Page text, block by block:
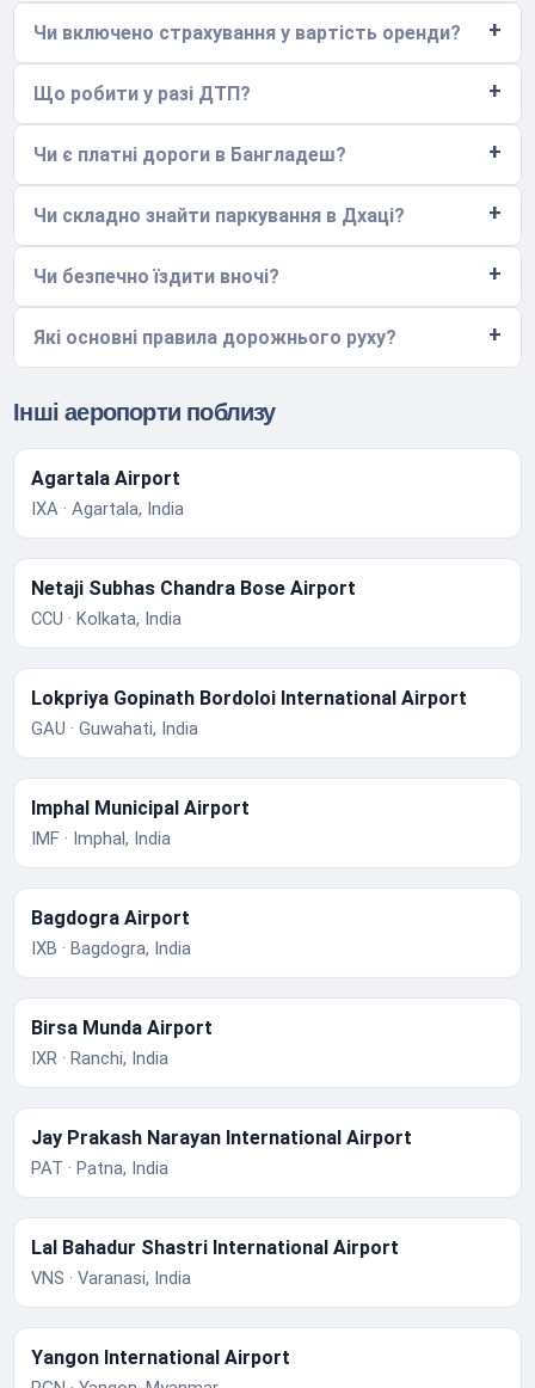
Чи включено страхування у вартість оренди?
Що робити у разі ДТП?
Чи є платні дороги в Бангладеш?
Чи складно знайти паркування в Дхаці?
Чи безпечно їздити вночі?
Які основні правила дорожнього руху?
Інші аеропорти поблизу
Agartala Airport
IXA · Agartala, India
Netaji Subhas Chandra Bose Airport
CCU · Kolkata, India
Lokpriya Gopinath Bordoloi International Airport
GAU · Guwahati, India
Imphal Municipal Airport
IMF · Imphal, India
Bagdogra Airport
IXB · Bagdogra, India
Birsa Munda Airport
IXR · Ranchi, India
Jay Prakash Narayan International Airport
PAT · Patna, India
Lal Bahadur Shastri International Airport
VNS · Varanasi, India
Yangon International Airport